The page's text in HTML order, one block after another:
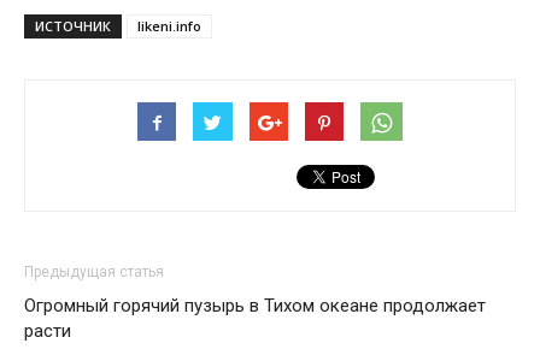
ИСТОЧНИК likeni.info
Предыдущая статья
Огромный горячий пузырь в Тихом океане продолжает
расти